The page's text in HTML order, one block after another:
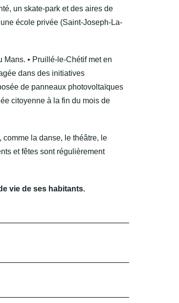
un skate-park et des aires de
école privée (Saint-Joseph-La-
Mans. • Pruillé-le-Chétif met en
dans des initiatives
de panneaux photovoltaïques
citoyenne à la fin du mois de
la danse, le théâtre, le
et fêtes sont régulièrement
vie de ses habitants.